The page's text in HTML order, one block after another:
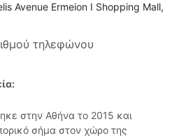
Avenue Ermeion I Shopping Mall,
τηλεφώνου
στην Αθήνα το 2015 και
σήμα στον χώρο της